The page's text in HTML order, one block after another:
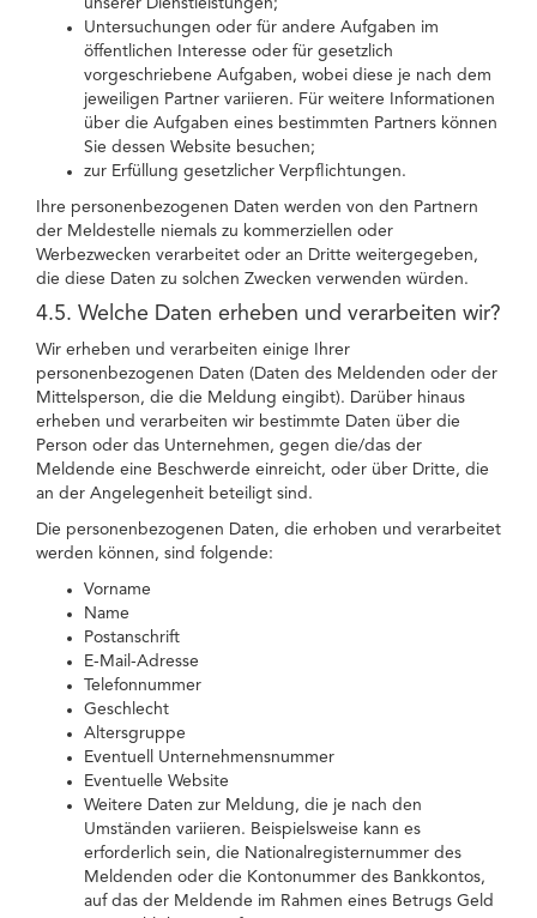
unserer Dienstleistungen;
Untersuchungen oder für andere Aufgaben im
öffentlichen Interesse oder für gesetzlich
vorgeschriebene Aufgaben, wobei diese je nach dem
jeweiligen Partner variieren. Für weitere Informationen
über die Aufgaben eines bestimmten Partners können
Sie dessen Website besuchen;
zur Erfüllung gesetzlicher Verpflichtungen.
Ihre personenbezogenen Daten werden von den Partnern
der Meldestelle niemals zu kommerziellen oder
Werbezwecken verarbeitet oder an Dritte weitergegeben,
die diese Daten zu solchen Zwecken verwenden würden.
4.5. Welche Daten erheben und verarbeiten wir?
Wir erheben und verarbeiten einige Ihrer
personenbezogenen Daten (Daten des Meldenden oder der
Mittelsperson, die die Meldung eingibt). Darüber hinaus
erheben und verarbeiten wir bestimmte Daten über die
Person oder das Unternehmen, gegen die/das der
Meldende eine Beschwerde einreicht, oder über Dritte, die
an der Angelegenheit beteiligt sind.
Die personenbezogenen Daten, die erhoben und verarbeitet
werden können, sind folgende:
Vorname
Name
Postanschrift
E-Mail-Adresse
Telefonnummer
Geschlecht
Altersgruppe
Eventuell Unternehmensnummer
Eventuelle Website
Weitere Daten zur Meldung, die je nach den
Umständen variieren. Beispielsweise kann es
erforderlich sein, die Nationalregisternummer des
Meldenden oder die Kontonummer des Bankkontos,
auf das der Meldende im Rahmen eines Betrugs Geld